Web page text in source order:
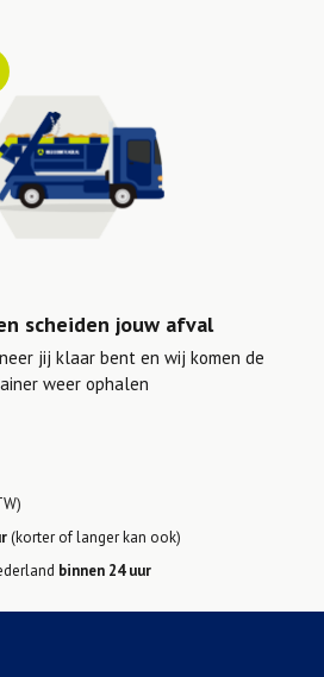
scheiden jouw afval
jij klaar bent en wij komen de
weer ophalen
(korter of langer kan ook)
binnen 24 uur